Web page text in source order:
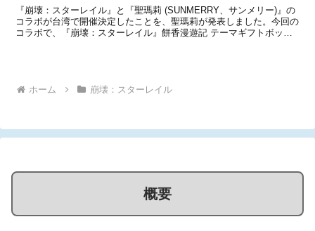
『崩壊：スターレイル』と『聖瑪莉 (SUNMERRY、サンメリー)』の
コラボが台湾で開催決定したことを、聖瑪莉が発表しました。今回の
コラボで、『崩壊：スターレイル』餅香漫遊記 テーマギフトボック
ホーム 崩壊：スターレイル
概要